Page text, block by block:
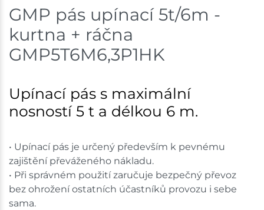
Skladem na prodejně - doručení do 7 dnů
Bystřice
Mohelnice
Nové Město
Skladem na prodejně - doručení do 7 dnů
3 ks
Skladové množství na prodejnách je pouze orientační.
GMP pás upínací 5t/6m -
kurtna + ráčna
GMP5T6M6,3P1HK
Upínací pás s maximální
nosností 5 t a délkou 6 m.
• Upínací pás je určený především k pevnému
zajištění převáženého nákladu.
• Při správném použití zaručuje bezpečný převoz
bez ohrožení ostatních účastníků provozu i sebe
sama.